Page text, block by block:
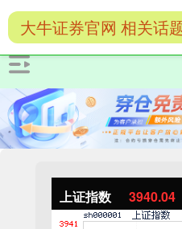
上证指数 3940.04
大牛证券官网 相关话